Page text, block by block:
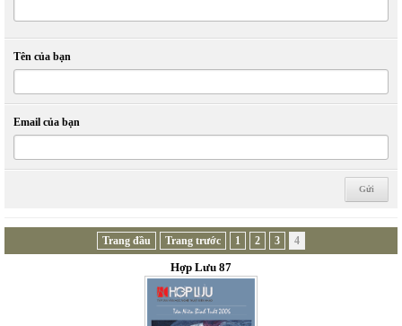
Tên của bạn
Email của bạn
Trang đầu Trang trước 1 2 3 4
Hợp Lưu 87